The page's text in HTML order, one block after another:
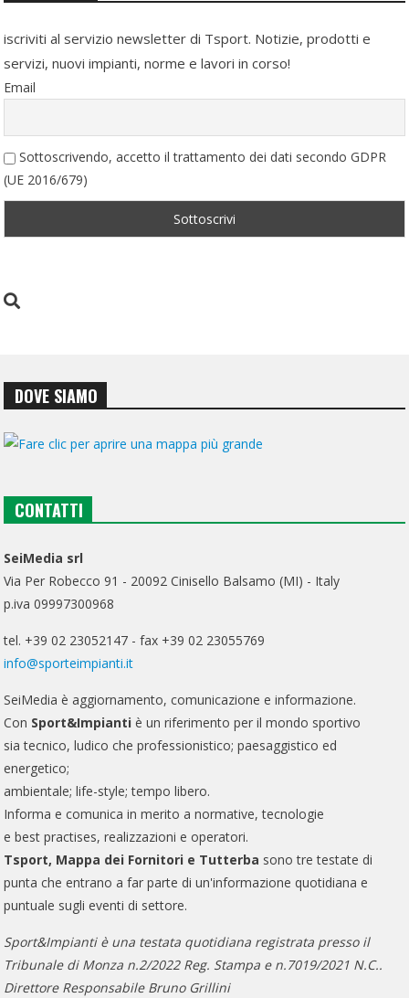
iscriviti al servizio newsletter di Tsport. Notizie, prodotti e
servizi, nuovi impianti, norme e lavori in corso!
Email
Sottoscrivendo, accetto il trattamento dei dati secondo GDPR
(UE 2016/679)
DOVE SIAMO
CONTATTI
SeiMedia srl
Via Per Robecco 91 - 20092 Cinisello Balsamo (MI) - Italy
p.iva 09997300968
tel. +39 02 23052147 - fax +39 02 23055769
info@sporteimpianti.it
SeiMedia è aggiornamento, comunicazione e informazione.
Con Sport&Impianti è un riferimento per il mondo sportivo
sia tecnico, ludico che professionistico; paesaggistico ed
energetico;
ambientale; life-style; tempo libero.
Informa e comunica in merito a normative, tecnologie
e best practises, realizzazioni e operatori.
Tsport, Mappa dei Fornitori e Tutterba sono tre testate di
punta che entrano a far parte di un'informazione quotidiana e
puntuale sugli eventi di settore.
Sport&Impianti è una testata quotidiana registrata presso il
Tribunale di Monza n.2/2022 Reg. Stampa e n.7019/2021 N.C..
Direttore Responsabile Bruno Grillini